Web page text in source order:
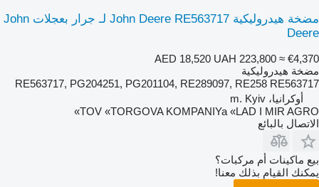
مضخة هيدروليكية John Deere RE563717 لـ جرار بعجلات John
Deere
AED 18,520 UAH 223,800 ≈ €4,370
مضخة هيدروليكية
RE563717, PG204251, PG201104, RE289097, RE258 RE563717
أوكرانيا، m. Kyiv
TOV «TORGOVA KOMPANIYa «LAD I MIR AGRO»
الاتصال بالبائع
بيع ماكينات أم مركبات؟
يمكنك القيام بذلك معنا!